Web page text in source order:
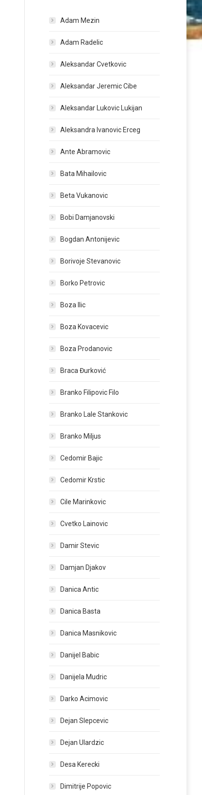
Adam Mezin
Adam Radelic
Aleksandar Cvetkovic
Aleksandar Jeremic Cibe
Aleksandar Lukovic Lukijan
Aleksandra Ivanovic Erceg
Ante Abramovic
Bata Mihailovic
Beta Vukanovic
Bobi Damjanovski
Bogdan Antonijevic
Borivoje Stevanovic
Borko Petrovic
Boza Ilic
Boza Kovacevic
Boza Prodanovic
Braca Đurković
Branko Filipovic Filo
Branko Lale Stankovic
Branko Miljus
Cedomir Bajic
Cedomir Krstic
Cile Marinkovic
Cvetko Lainovic
Damir Stevic
Damjan Djakov
Danica Antic
Danica Basta
Danica Masnikovic
Danijel Babic
Danijela Mudric
Darko Acimovic
Dejan Slepcevic
Dejan Ulardzic
Desa Kerecki
Dimitrije Popovic